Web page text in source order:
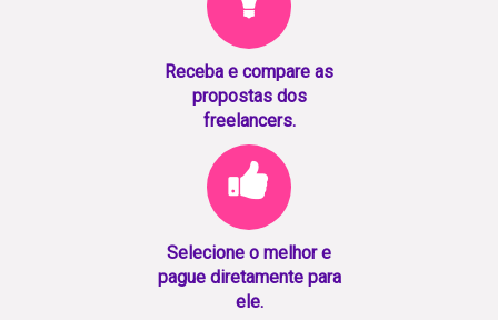
Receba e compare as
propostas dos
freelancers.
Selecione o melhor e
pague diretamente para
ele.